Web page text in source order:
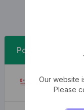
Postagens
As
August 6,
Our website
Please